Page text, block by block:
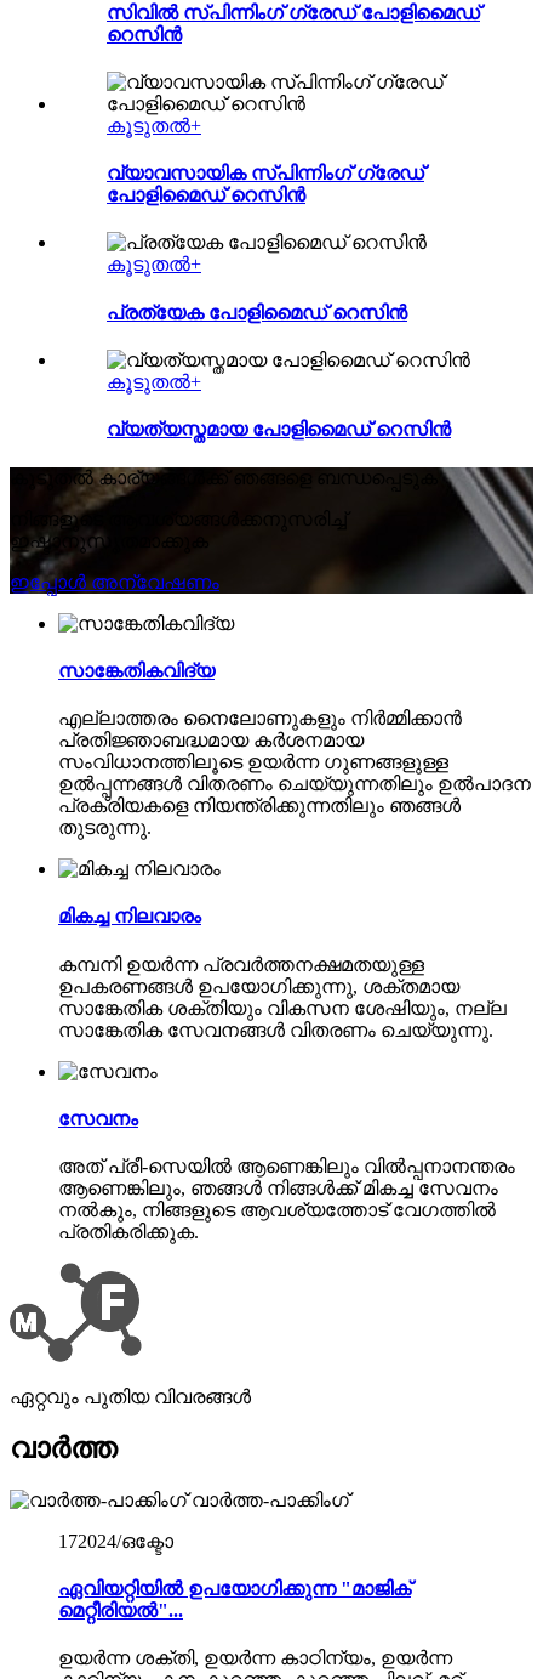
സിവിൽ സ്പിന്നിംഗ് ഗ്രേഡ് പോളിമൈഡ്
റെസിൻ
കൂടുതൽ+
വ്യാവസായിക സ്പിന്നിംഗ് ഗ്രേഡ്
പോളിമൈഡ് റെസിൻ
കൂടുതൽ+
പ്രത്യേക പോളിമൈഡ് റെസിൻ
കൂടുതൽ+
വ്യത്യസ്തമായ പോളിമൈഡ് റെസിൻ
കൂടുതൽ കാര്യങ്ങൾക്ക് ഞങ്ങളെ ബന്ധപ്പെടുക
നിങ്ങളുടെ ആവശ്യങ്ങൾക്കനുസരിച്ച്
ഇഷ്ടാനുസൃതമാക്കുക
ഇപ്പോൾ അന്വേഷണം
സാങ്കേതികവിദ്യ
എല്ലാത്തരം നൈലോണുകളും നിർമ്മിക്കാൻ
പ്രതിജ്ഞാബദ്ധമായ കർശനമായ
സംവിധാനത്തിലൂടെ ഉയർന്ന ഗുണങ്ങളുള്ള
ഉൽപ്പന്നങ്ങൾ വിതരണം ചെയ്യുന്നതിലും ഉൽപാദന
പ്രക്രിയകളെ നിയന്ത്രിക്കുന്നതിലും ഞങ്ങൾ
തുടരുന്നു.
മികച്ച നിലവാരം
കമ്പനി ഉയർന്ന പ്രവർത്തനക്ഷമതയുള്ള
ഉപകരണങ്ങൾ ഉപയോഗിക്കുന്നു, ശക്തമായ
സാങ്കേതിക ശക്തിയും വികസന ശേഷിയും, നല്ല
സാങ്കേതിക സേവനങ്ങൾ വിതരണം ചെയ്യുന്നു.
സേവനം
അത് പ്രീ-സെയിൽ ആണെങ്കിലും വിൽപ്പനാനന്തരം
ആണെങ്കിലും, ഞങ്ങൾ നിങ്ങൾക്ക് മികച്ച സേവനം
നൽകും, നിങ്ങളുടെ ആവശ്യത്തോട് വേഗത്തിൽ
പ്രതികരിക്കുക.
ഏറ്റവും പുതിയ വിവരങ്ങൾ
വാർത്ത
വാർത്ത-പാക്കിംഗ്
172024/ഒക്ടോ
ഏവിയറ്റിയിൽ ഉപയോഗിക്കുന്ന "മാജിക്
മെറ്റീരിയൽ"...
ഉയർന്ന ശക്തി, ഉയർന്ന കാഠിന്യം, ഉയർന്ന